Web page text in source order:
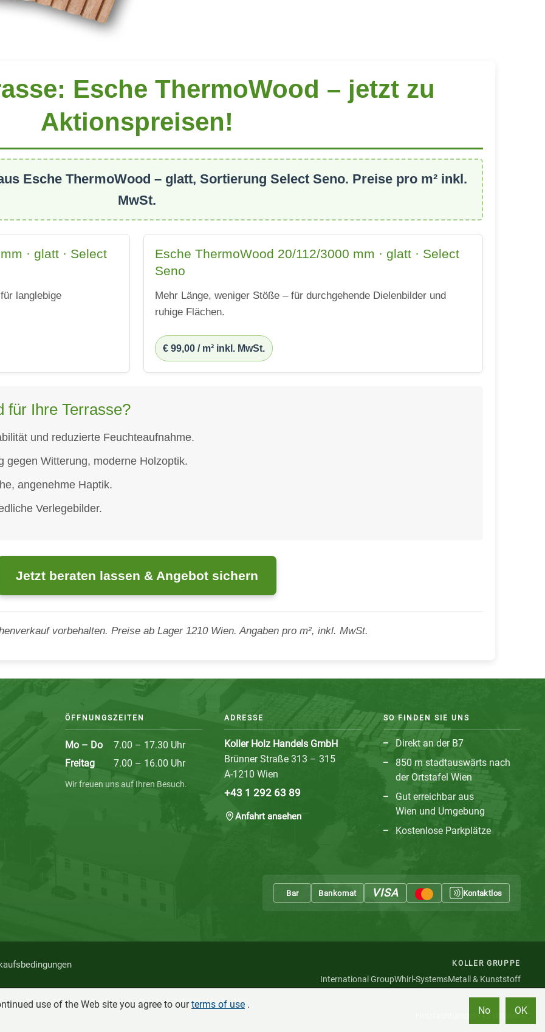
Esche ThermoWood – jetzt zu
Aktionspreisen!
Esche ThermoWood – glatt, Sortierung Select Seno. Preise pro m² inkl.
MwSt.
· glatt · Select
langlebige
Esche ThermoWood 20/112/3000 mm · glatt · Select
Seno
Mehr Länge, weniger Stöße – für durchgehende Dielenbilder und
ruhige Flächen.
€ 99,00 / m² inkl. MwSt.
für Ihre Terrasse?
und reduzierte Feuchteaufnahme.
gegen Witterung, moderne Holzoptik.
angenehme Haptik.
Verlegebilder.
Jetzt beraten lassen & Angebot sichern
vorbehalten. Preise ab Lager 1210 Wien. Angaben pro m², inkl. MwSt.
ÖFFNUNGSZEITEN
Mo – Do
7.00 – 17.30 Uhr
Freitag
7.00 – 16.00 Uhr
Wir freuen uns auf Ihren Besuch.
ADRESSE
Koller Holz Handels GmbH
Brünner Straße 313 – 315
A-1210 Wien
+43 1 292 63 89
Anfahrt ansehen
SO FINDEN SIE UNS
Direkt an der B7
850 m stadtauswärts nach
der Ortstafel Wien
Gut erreichbar aus
Wien und Umgebung
Kostenlose Parkplätze
Bar Bankomat VISA MastercardKontaktlos
KOLLER GRUPPE
International GroupWhirl-SystemsMetall & Kunststoff
Holzfachhandel · 1210 Wien
use of the Web site you agree to ourterms of use .
OK
No